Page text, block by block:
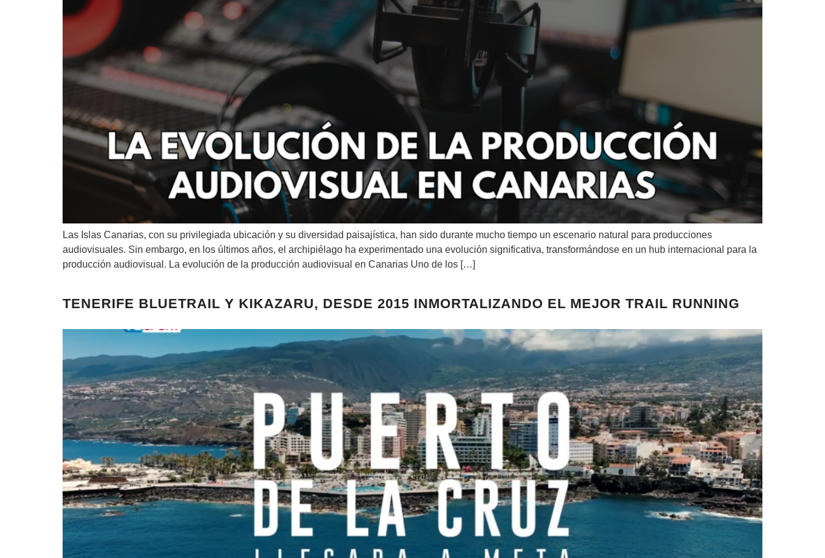
Las Islas Canarias, con su privilegiada ubicación y su diversidad paisajística, han sido durante mucho tiempo un escenario natural para producciones
audiovisuales. Sin embargo, en los últimos años, el archipiélago ha experimentado una evolución significativa, transformándose en un hub internacional para la
producción audiovisual. La evolución de la producción audiovisual en Canarias Uno de los […]
TENERIFE BLUETRAIL Y KIKAZARU, DESDE 2015 INMORTALIZANDO EL MEJOR TRAIL RUNNING